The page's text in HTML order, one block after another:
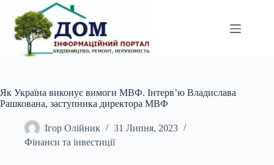
вмісту
Як Україна виконує вимоги МВФ. Інтерв’ю Владислава
Рашкована, заступника директора МВФ
Ігор Олійник
31 Липня, 2023
Фінанси та інвестиції